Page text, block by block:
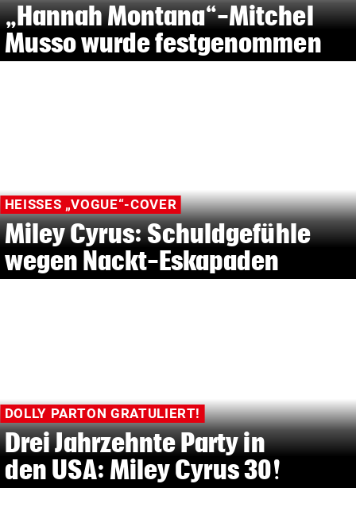
„Hannah Montana“-Mitchel
Musso wurde festgenommen
HEISSES „VOGUE“-COVER
Miley Cyrus: Schuldgefühle
wegen Nackt-Eskapaden
DOLLY PARTON GRATULIERT!
Drei Jahrzehnte Party in
den USA: Miley Cyrus 30!